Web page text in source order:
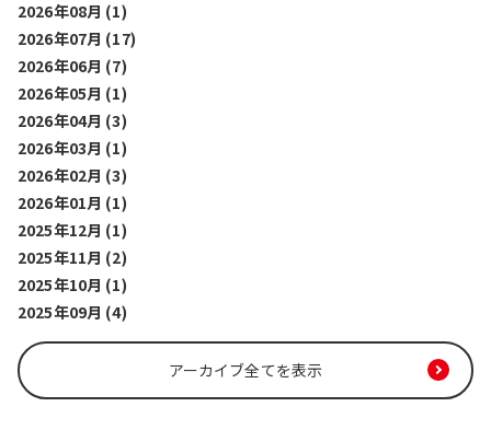
2026年08月 (1)
2026年07月 (17)
2026年06月 (7)
2026年05月 (1)
2026年04月 (3)
2026年03月 (1)
2026年02月 (3)
2026年01月 (1)
2025年12月 (1)
2025年11月 (2)
2025年10月 (1)
2025年09月 (4)
アーカイブ全てを表示